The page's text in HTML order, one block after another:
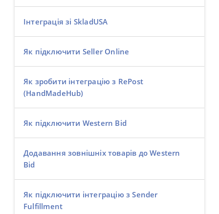
Інтеграція зі SkladUSA
Як підключити Seller Online
Як зробити інтеграцію з RePost
(HandMadeHub)
Як підключити Western Bid
Додавання зовнішніх товарів до Western
Bid
Як підключити інтеграцію з Sender
Fulfillment